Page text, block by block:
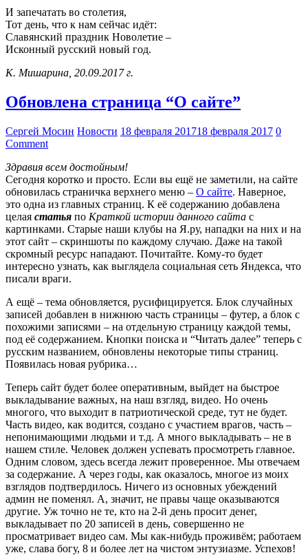
И запечатать во столетия,
Тот день, что к нам сейчас идёт:
Славянский праздник Новолетие –
Исконный русский новый год.
К. Мишарина, 20.09.2017 г.
Обновлена страница “О сайте”
Сергей Мосин Новости 18 февраля 201718 февраля 2017 0
Comment
Здравия всем достойным!
Сегодня коротко и просто. Если вы ещё не заметили, на сайте
обновилась страничка верхнего меню – О сайте. Наверное,
это одна из главных страниц. К её содержанию добавлена
целая статья по Краткой истории данного сайта с
картинками. Старые наши клубы на Я.ру, нападки на них и на
этот сайт – скриншоты по каждому случаю. Даже на такой
скромный ресурс нападают. Почитайте. Кому-то будет
интересно узнать, как выглядела социальная сеть Яндекса, что
писали враги.
А ещё – тема обновляется, русифицируется. Блок случайных
записей добавлен в нижнюю часть страницы – футер, а блок с
похожими записями – на отдельную страницу каждой темы,
под её содержанием. Кнопки поиска и “Читать далее” теперь с
русским названием, обновлены некоторые типы страниц.
Появилась новая рубрика…
Теперь сайт будет более оперативным, выйдет на быстрое
выкладывание важных, на наш взгляд, видео. Но очень
многого, что выходит в патриотической среде, тут не будет.
Часть видео, как водится, создано с участием врагов, часть –
непонимающими людьми и т.д. А много выкладывать – не в
нашем стиле. Человек должен успевать просмотреть главное.
Одним словом, здесь всегда лежит проверенное. Мы отвечаем
за содержание. А через годы, как оказалось, многое из моих
взглядов подтвердилось. Ничего из основных убеждений
админ не поменял. А, значит, не правы чаще оказываются
другие. Уж точно не те, кто на 2-й день просит денег,
выкладывает по 20 записей в день, совершенно не
просматривает видео сам. Мы как-нибудь проживём; работаем
уже, слава богу, 8 и более лет на чистом энтузиазме. Успехов!